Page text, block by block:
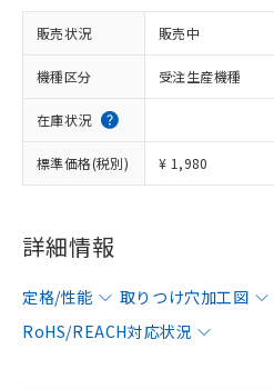
販売状況 販売中
機種区分 受注生産機種
在庫状況
標準価格(税別) ¥ 1,980
詳細情報
定格/性能 取りつけ穴加工図
RoHS/REACH対応状況